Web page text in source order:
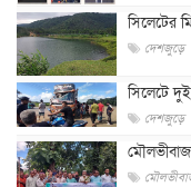
সিলেটের
দেশজুড়ে
সিলেটে
দেশজুড়ে